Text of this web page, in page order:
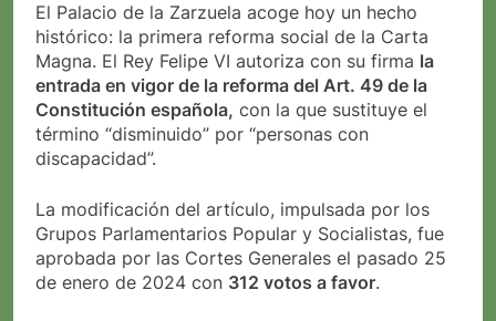
El Palacio de la Zarzuela acoge hoy un hecho
histórico: la primera reforma social de la Carta
Magna. El Rey Felipe VI autoriza con su firma la
entrada en vigor de la reforma del Art. 49 de la
Constitución española, con la que sustituye el
término “disminuido” por “personas con
discapacidad”.
La modificación del artículo, impulsada por los
Grupos Parlamentarios Popular y Socialistas, fue
aprobada por las Cortes Generales el pasado 25
de enero de 2024 con 312 votos a favor.